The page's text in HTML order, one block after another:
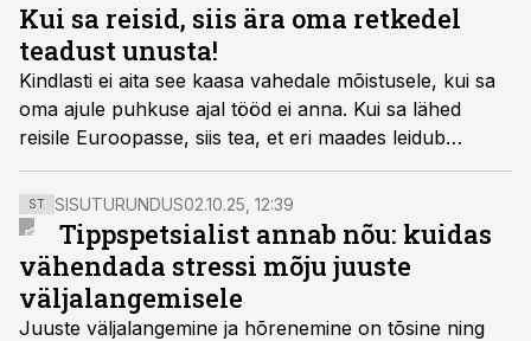
Kui sa reisid, siis ära oma retkedel
teadust unusta!
Kindlasti ei aita see kaasa vahedale mõistusele, kui sa
oma ajule puhkuse ajal tööd ei anna. Kui sa lähed
reisile Euroopasse, siis tea, et eri maades leidub
rohkesti teadusega seotud sihtkohti, mis pakuvad
toredat reisikogemust ning annavad ka uusi põnevaid
teadmisi.
ST SISUTURUNDUS02.10.25, 12:39
Tippspetsialist annab nõu: kuidas
vähendada stressi mõju juuste
väljalangemisele
Juuste väljalangemine ja hõrenemine on tõsine ning